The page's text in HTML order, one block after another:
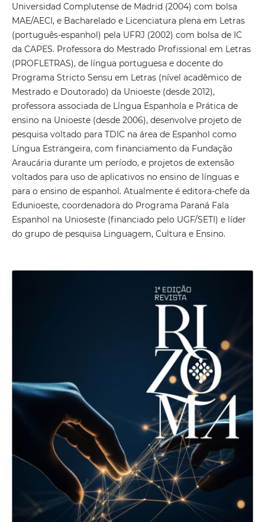
Universidad Complutense de Madrid (2004) com bolsa
MAE/AECI, e Bacharelado e Licenciatura plena em Letras
(português-espanhol) pela UFRJ (2002) com bolsa de IC
da CAPES. Professora do Mestrado Profissional em Letras
(PROFLETRAS), de língua portuguesa e docente do
Programa Stricto Sensu em Letras (nível acadêmico de
Mestrado e Doutorado) da Unioeste (desde 2012),
professora associada de Língua Espanhola e Prática de
ensino na Unioeste (desde 2006), desenvolve projeto de
pesquisa voltado para TDIC na área de Espanhol como
Língua Estrangeira, com financiamento da Fundação
Araucária durante um período, e projetos de extensão
voltados para uso de aplicativos no ensino de línguas e
para o ensino de espanhol. Atualmente é editora-chefe da
Edunioeste, coordenadora do Programa Paraná Fala
Espanhol na Unioseste (financiado pelo UGF/SETI) e líder
do grupo de pesquisa Linguagem, Cultura e Ensino.